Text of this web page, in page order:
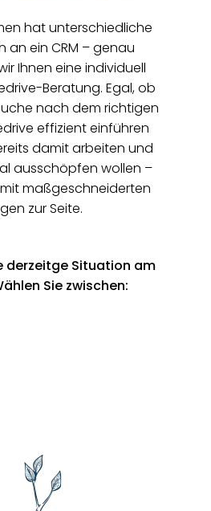
hat unterschiedliche
an ein CRM – genau
Ihnen eine individuell
Beratung. Egal, ob
nach dem richtigen
effizient einführen
damit arbeiten und
ausschöpfen wollen –
maßgeschneiderten
zur Seite.
derzeitge Situation am
Sie zwischen: